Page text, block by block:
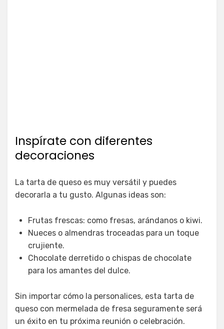
Inspírate con diferentes
decoraciones
La tarta de queso es muy versátil y puedes
decorarla a tu gusto. Algunas ideas son:
Frutas frescas: como fresas, arándanos o kiwi.
Nueces o almendras troceadas para un toque
crujiente.
Chocolate derretido o chispas de chocolate
para los amantes del dulce.
Sin importar cómo la personalices, esta tarta de
queso con mermelada de fresa seguramente será
un éxito en tu próxima reunión o celebración.